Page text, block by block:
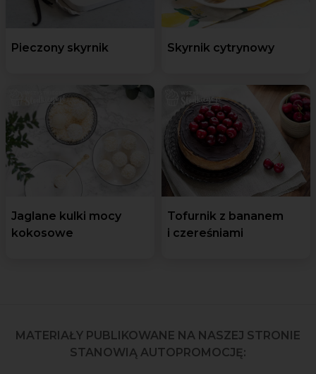
Pieczony skyrnik Skyrnik cytrynowy
Jaglane kulki mocy
kokosowe
Tofurnik z bananem
i czereśniami
MATERIAŁY PUBLIKOWANE NA NASZEJ STRONIE
STANOWIĄ AUTOPROMOCJĘ: